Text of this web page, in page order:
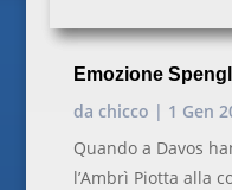
Emozione
da chicco | 1 Gen
Quando a Davos
l’Ambrì Piotta alla